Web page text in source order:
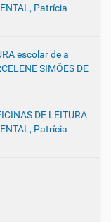
Patrícia
escolar de a
SIMÕES DE
DE LEITURA
Patrícia